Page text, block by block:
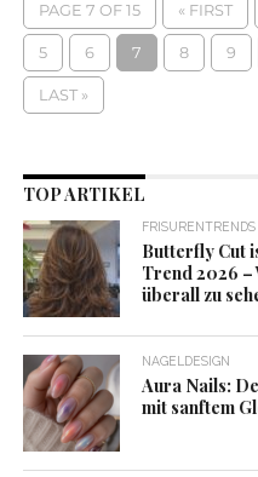
PAGE 7 OF 15 « FIRST
5 6 7 8 9
LAST »
TOP ARTIKEL
FRISURENTRENDS
Butterfly Cut
Trend 2026 –
überall zu
NAGELDESIGN
Aura Nails:
mit sanftem